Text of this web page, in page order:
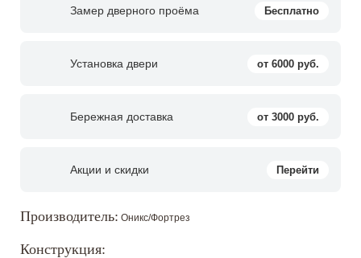
Замер дверного проёма Бесплатно
Установка двери от 6000 руб.
Бережная доставка от 3000 руб.
Акции и скидки Перейти
Производитель: Оникс/Фортрез
Конструкция: